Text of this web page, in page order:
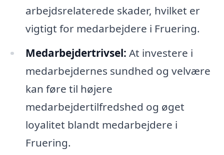
arbejdsrelaterede skader, hvilket er
vigtigt for medarbejdere i Fruering.
Medarbejdertrivsel: At investere i
medarbejdernes sundhed og velvære
kan føre til højere
medarbejdertilfredshed og øget
loyalitet blandt medarbejdere i
Fruering.